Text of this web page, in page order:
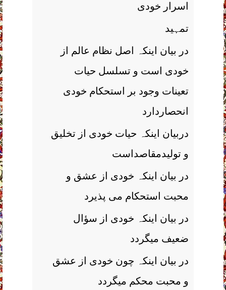
اسرار خودی
تمہید
در بیان اینکہ اصل نظام عالم از
خودی است و تسلسل حیات
تعینات وجود بر استحکام خودی
انحصاردارد
دربیان اینکہ حیات خودی از تخلیق
و تولیدمقاصداست
در بیان اینکہ خودی از عشق و
محبت استحکام می پذیرد
در بیان اینکہ خودی از سؤال
ضعیف میگردد
در بیان اینکہ چون خودی از عشق
و محبت محکم میگردد